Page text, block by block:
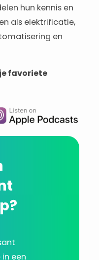
hun kennis en
als elektrificatie,
en
favoriete
een